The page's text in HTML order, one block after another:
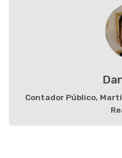
Contador Público,